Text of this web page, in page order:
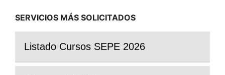
SERVICIOS MÁS SOLICITADOS
Listado Cursos SEPE 2026